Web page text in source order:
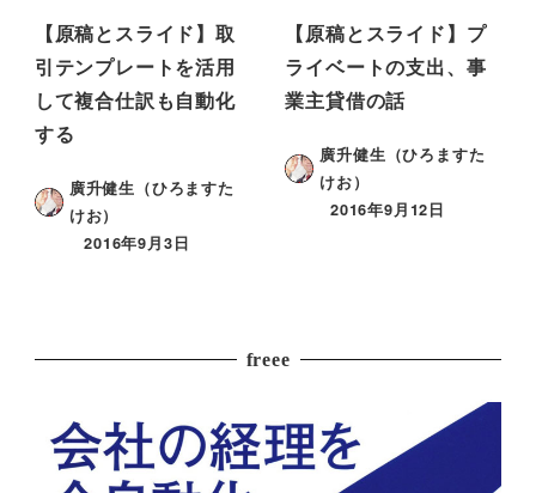
【原稿とスライド】取
引テンプレートを活用
して複合仕訳も自動化
する
廣升健生（ひろますた
けお）
2016年9月3日
【原稿とスライド】プ
ライベートの支出、事
業主貸借の話
廣升健生（ひろますた
けお）
2016年9月12日
freee